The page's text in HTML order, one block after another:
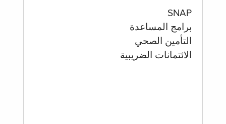
SNAP
برامج المساعدة
التأمين الصحي
الائتمانات الضريبية